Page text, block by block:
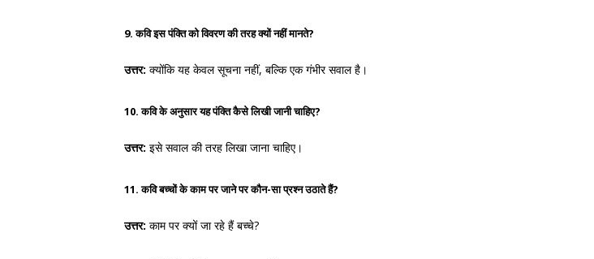
9. कवि इस पंक्ति को विवरण की तरह क्यों नहीं मानते?
उत्तर: क्योंकि यह केवल सूचना नहीं, बल्कि एक गंभीर सवाल है।
10. कवि के अनुसार यह पंक्ति कैसे लिखी जानी चाहिए?
उत्तर: इसे सवाल की तरह लिखा जाना चाहिए।
11. कवि बच्चों के काम पर जाने पर कौन-सा प्रश्न उठाते हैं?
उत्तर: काम पर क्यों जा रहे हैं बच्चे?